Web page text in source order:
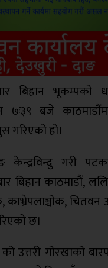
बिहान
७ः३९ बजे
गरिएको हो।
केन्द्रविन्दु गरी
बिहान काठमाडौं,
काभ्रेपलाञ्चोक,
छ।
उत्तरी गोरखाको